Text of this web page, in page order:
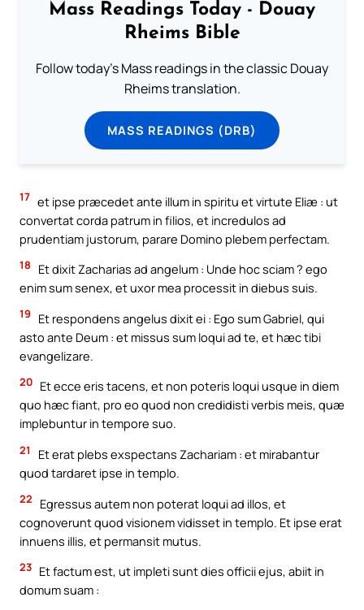
Mass Readings Today - Douay
Rheims Bible
Follow today's Mass readings in the classic Douay
Rheims translation.
MASS READINGS (DRB)
17 et ipse præcedet ante illum in spiritu et virtute Eliæ : ut
convertat corda patrum in filios, et incredulos ad
prudentiam justorum, parare Domino plebem perfectam.
18
Et dixit Zacharias ad angelum : Unde hoc sciam ? ego
enim sum senex, et uxor mea processit in diebus suis.
19
Et respondens angelus dixit ei : Ego sum Gabriel, qui
asto ante Deum : et missus sum loqui ad te, et hæc tibi
evangelizare.
20 Et ecce eris tacens, et non poteris loqui usque in diem
quo hæc fiant, pro eo quod non credidisti verbis meis, quæ
implebuntur in tempore suo.
21
Et erat plebs exspectans Zachariam : et mirabantur
quod tardaret ipse in templo.
22
Egressus autem non poterat loqui ad illos, et
cognoverunt quod visionem vidisset in templo. Et ipse erat
innuens illis, et permansit mutus.
23 Et factum est, ut impleti sunt dies officii ejus, abiit in
domum suam :